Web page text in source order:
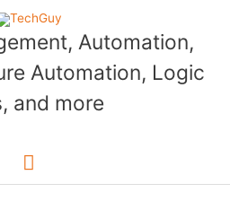
Automation,
Automation, Logic
and more
Main